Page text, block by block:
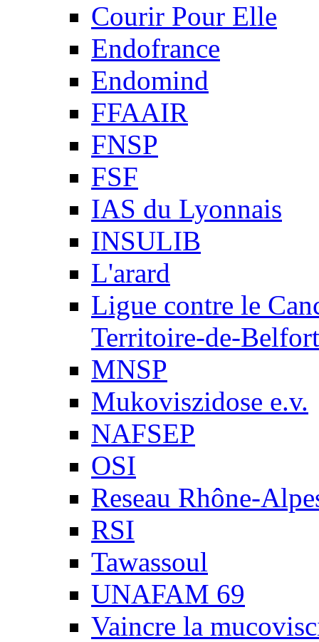
Courir Pour Elle
Endofrance
Endomind
FFAAIR
FNSP
FSF
IAS du Lyonnais
INSULIB
L'arard
Ligue contre le
Territoire-de-Belfort
MNSP
Mukoviszidose e.v.
NAFSEP
OSI
Reseau Rhône-
RSI
Tawassoul
UNAFAM 69
Vaincre la